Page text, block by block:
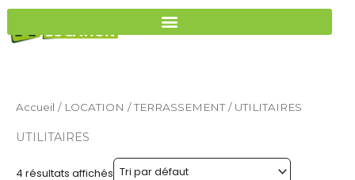
Aller
contenu
Accueil / LOCATION /TERRASSEMENT/ UTILITAIRES
UTILITAIRES
4 résultats affichés